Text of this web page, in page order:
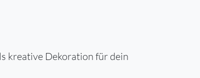
kreative Dekoration für dein